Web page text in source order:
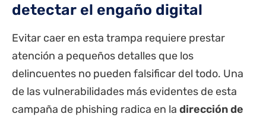
detectar el engaño digital
Evitar caer en esta trampa requiere prestar
atención a pequeños detalles que los
delincuentes no pueden falsificar del todo. Una
de las vulnerabilidades más evidentes de esta
campaña de phishing radica en la dirección de